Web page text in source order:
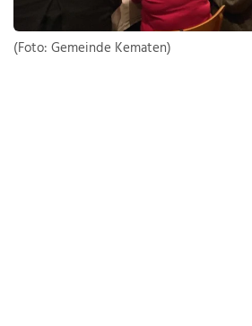
(Foto: Gemeinde Kematen)